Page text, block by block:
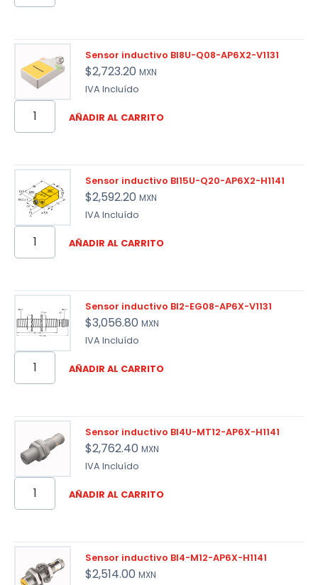
Sensor inductivo BI8U-Q08-AP6X2-V1131
$2,723.20 MXN
IVA Incluído
AÑADIR AL CARRITO
Sensor inductivo BI15U-Q20-AP6X2-H1141
$2,592.20 MXN
IVA Incluído
AÑADIR AL CARRITO
Sensor inductivo BI2-EG08-AP6X-V1131
$3,056.80 MXN
IVA Incluído
AÑADIR AL CARRITO
Sensor inductivo BI4U-MT12-AP6X-H1141
$2,762.40 MXN
IVA Incluído
AÑADIR AL CARRITO
Sensor inductivo BI4-M12-AP6X-H1141
$2,514.00 MXN